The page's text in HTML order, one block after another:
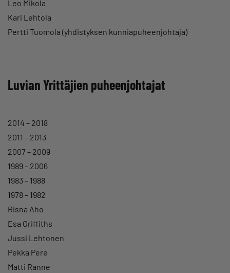
Leo Mikola
Kari Lehtola
Pertti Tuomola (yhdistyksen kunniapuheenjohtaja)
Luvian Yrittäjien puheenjohtajat
2014 – 2018
2011 – 2013
2007 – 2009
1989 – 2006
1983 – 1988
1978 – 1982
Risna Aho
Esa Griffiths
Jussi Lehtonen
Pekka Pere
Matti Ranne